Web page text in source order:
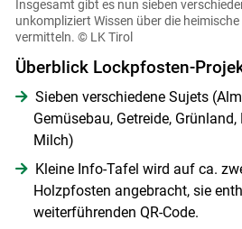
Insgesamt gibt es nun sieben
unkompliziert Wissen über die
vermitteln. © LK Tirol
Überblick Lockpfosten-
Sieben verschiedene Sujets
Gemüsebau, Getreide,
Milch)
Kleine Info-Tafel wird auf ca.
Holzpfosten angebracht, sie
weiterführenden QR-Code.